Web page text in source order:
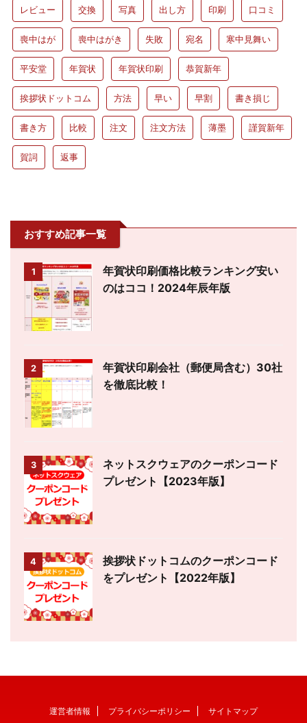
レビュー 交換 写真 出し方 印刷 口コミ
喪中はが 喪中はがき 失敗 宛名 寒中見舞い
平安堂 年賀状 年賀状印刷 恭賀新年
挨拶状ドットコム 方法 早い 早割 書き損じ
書き方 比較 注文 注文方法 薄墨 謹賀新年
賀詞 返事
おすすめ記事一覧
1
年賀状印刷価格比較ランキング安い
のはココ！2024年辰年版
2
年賀状印刷会社（郵便局含む）30社
を徹底比較！
3
ネットスクウェアのクーポンコード
プレゼント【2023年版】
4
挨拶状ドットコムのクーポンコード
をプレゼント【2022年版】
運営者情報 プライバシーポリシー サイトマップ